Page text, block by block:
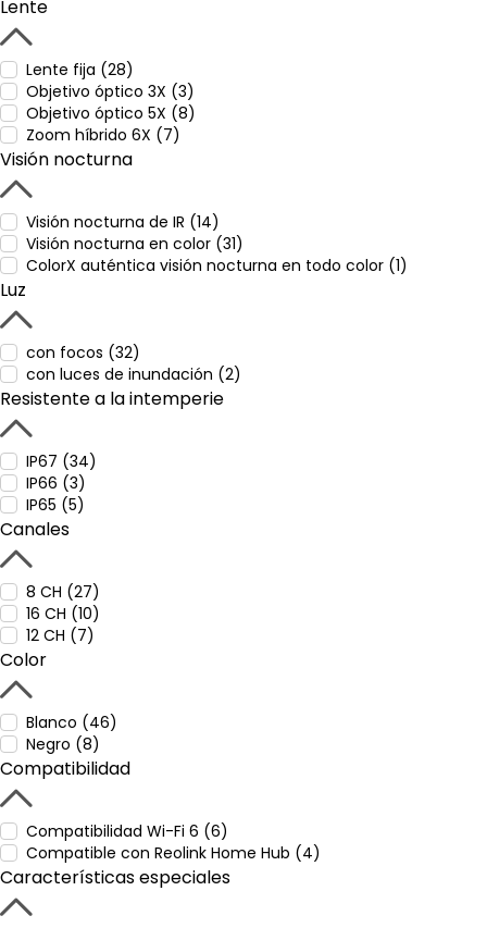
Lente
Lente fija (28)
Objetivo óptico 3X (3)
Objetivo óptico 5X (8)
Zoom híbrido 6X (7)
Visión nocturna
Visión nocturna de IR (14)
Visión nocturna en color (31)
ColorX auténtica visión nocturna en todo color (1)
Luz
con focos (32)
con luces de inundación (2)
Resistente a la intemperie
IP67 (34)
IP66 (3)
IP65 (5)
Canales
8 CH (27)
16 CH (10)
12 CH (7)
Color
Blanco (46)
Negro (8)
Compatibilidad
Compatibilidad Wi-Fi 6 (6)
Compatible con Reolink Home Hub (4)
Características especiales